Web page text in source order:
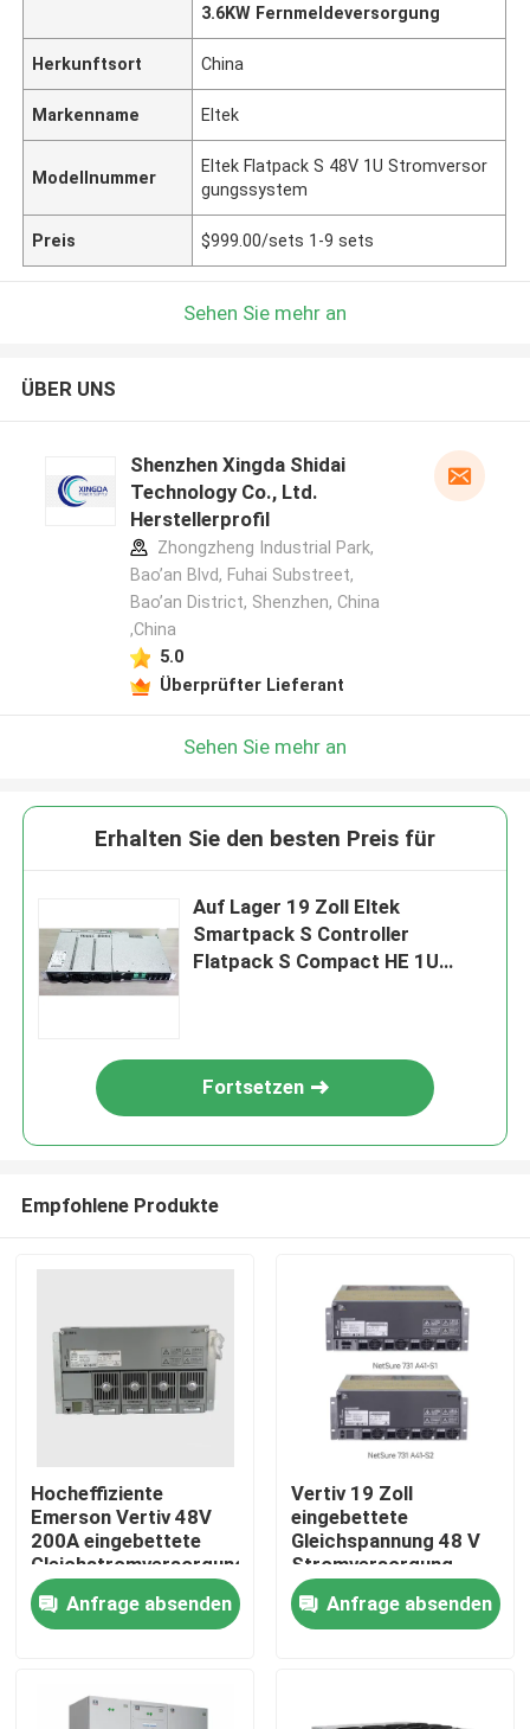
Nach Hause
3.6KW Fernmeldeversorgung
Herkunftsort China
Markenname Eltek
Modellnummer
Eltek Flatpack S 48V 1U Stromversor
gungssystem
Preis $999.00/sets 1-9 sets
Sehen Sie mehr an
ÜBER UNS
Shenzhen Xingda Shidai
Technology Co., Ltd.
Herstellerprofil
Zhongzheng Industrial Park,
Bao’an Blvd, Fuhai Substreet,
Bao’an District, Shenzhen, China
,China
5.0
Überprüfter Lieferant
Sehen Sie mehr an
Erhalten Sie den besten Preis für
Auf Lager 19 Zoll Eltek
Smartpack S Controller
Flatpack S Compact HE 1U
Fortsetzen
Empfohlene Produkte
Hocheffiziente
Emerson Vertiv 48V
200A eingebettete
Gleichstromversorgung
Netsure 701 A41 -S1-
S5 -S6 -S8 -S3 -S10
Anfrage absenden
Vertiv 19 Zoll
eingebettete
Gleichspannung 48 V
Stromversorgung
Emerson-Rectifier-
System Netsure 731
A41 mit Telecom
Anfrage absenden